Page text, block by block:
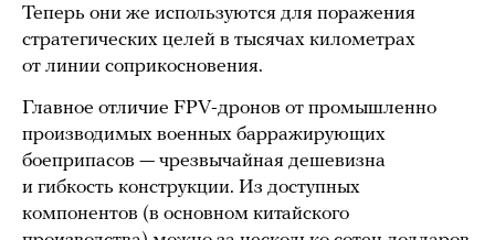
Теперь они же используются для поражения
стратегических целей в тысячах километрах
от линии соприкосновения.
Главное отличие FPV-дронов от промышленно
производимых военных барражирующих
боеприпасов — чрезвычайная дешевизна
и гибкость конструкции. Из доступных
компонентов (в основном китайского